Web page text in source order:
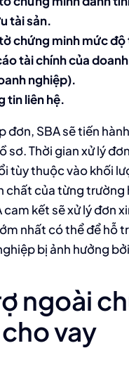
tài sản.
chứng minh mức độ
tài chính của
nghiệp).
tin liên hệ.
đơn, SBA sẽ tiến
sơ. Thời gian xử lý
tùy thuộc vào khối
chất của từng trường
cam kết sẽ xử lý đơn
nhất có thể để hỗ
bị ảnh hưởng
ngoài
vay